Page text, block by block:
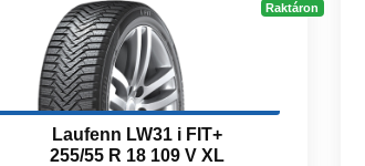
Raktáron
Laufenn LW31 i FIT+
255/55 R 18 109 V XL